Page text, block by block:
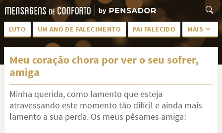
LUTO UM ANO DE FALECIMENTO PAI FALECIDO MAIS
LUTO PARA AMIGA PALAVRAS
SAUDADES DA MÃE
PÊSAMES PARA AMIGA DESCANSE EM PAZ
MEUS SENTIMENTOS PÊSAMES PARA AMIGO
FRASES DE LUTO PARA AMIGO FIM DE NAMORO
Meu coração chora por ver o seu sofrer,
amiga
Minha querida, como lamento que esteja
atravessando este momento tão difícil e ainda mais
lamento a sua perda. Os meus pêsames amiga!